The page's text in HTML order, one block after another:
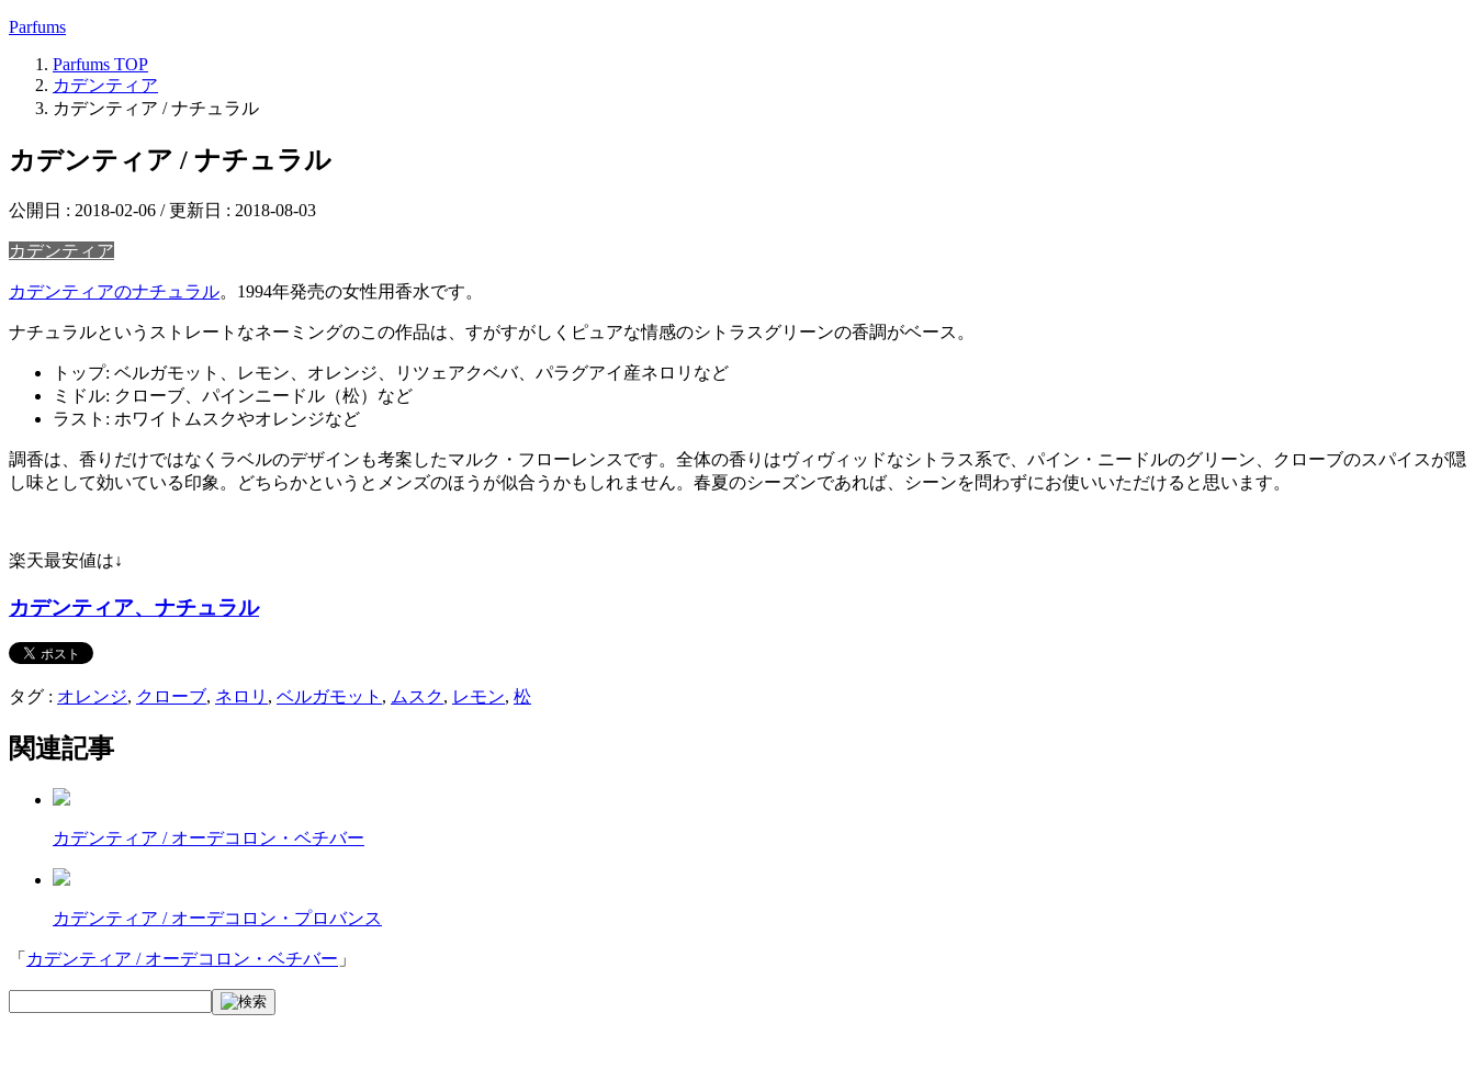
Parfums
Parfums TOP
カデンティア
カデンティア / ナチュラル
カデンティア / ナチュラル
公開日 : 2018-02-06 / 更新日 : 2018-08-03
カデンティア
カデンティアのナチュラル。1994年発売の女性用香水です。
ナチュラルというストレートなネーミングのこの作品は、すがすがしくピュアな情感のシトラスグリーンの香調がベース。
トップ: ベルガモット、レモン、オレンジ、リツェアクベバ、パラグアイ産ネロリなど
ミドル: クローブ、パインニードル（松）など
ラスト: ホワイトムスクやオレンジなど
調香は、香りだけではなくラベルのデザインも考案したマルク・フローレンスです。全体の香りはヴィヴィッドなシトラス系で、パイン・ニードルのグリーン、クローブのスパイスが隠
し味として効いている印象。どちらかというとメンズのほうが似合うかもしれません。春夏のシーズンであれば、シーンを問わずにお使いいただけると思います。
楽天最安値は↓
カデンティア、ナチュラル
タグ : オレンジ, クローブ, ネロリ , ベルガモット , ムスク, レモン, 松
関連記事
カデンティア / オーデコロン・ベチバー
カデンティア / オーデコロン・プロバンス
「 カデンティア / オーデコロン・ベチバー 」